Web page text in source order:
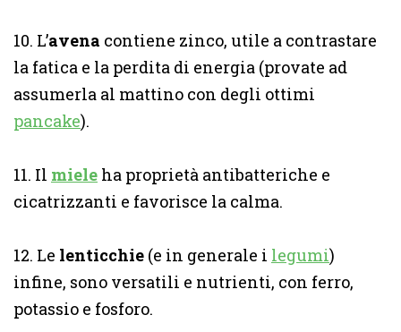
10. L’avena contiene zinco, utile a contrastare
la fatica e la perdita di energia (provate ad
assumerla al mattino con degli ottimi
pancake).
11. Il miele ha proprietà antibatteriche e
cicatrizzanti e favorisce la calma.
12. Le lenticchie (e in generale i legumi)
infine, sono versatili e nutrienti, con ferro,
potassio e fosforo.